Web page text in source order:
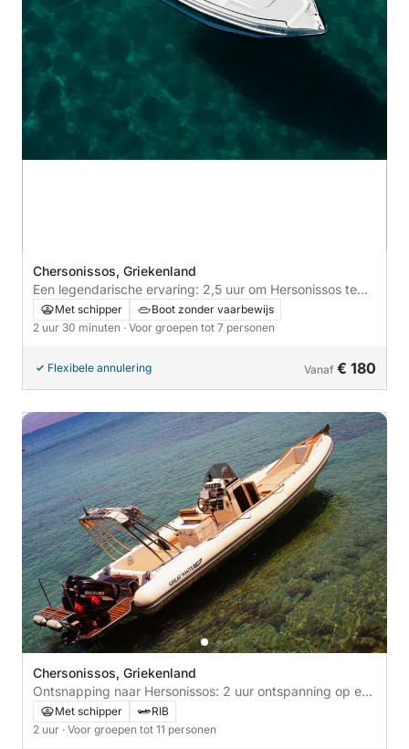
Chersonissos, Griekenland
Een legendarische ervaring: 2,5 uur om Hersonissos te
ontdekken per motorboot.
Met schipper
Boot zonder vaarbewijs
2 uur 30 minuten · Voor groepen tot 7 personen
Flexibele annulering Vanaf € 180
Chersonissos, Griekenland
Ontsnapping naar Hersonissos: 2 uur ontspanning op een
motorboot
Met schipper
RIB
2 uur · Voor groepen tot 11 personen